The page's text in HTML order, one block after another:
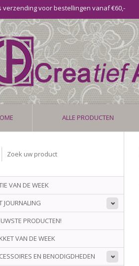
verzending voor bestellingen vanaf €60,-
ALLE PRODUCTEN
VAN DE WEEK
JOURNALING
PRODUCTEN!
VAN DE WEEK
EN BENODIGDHEDEN